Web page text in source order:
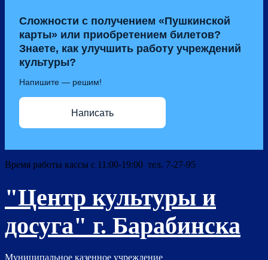
Сложности с получением «Пушкинской
карты» или приобретением билетов?
Знаете, как улучшить работу учреждений
культуры?
Напишите — решим!
Написать
Время работы кассы с 11:00-19:00 тел. 7-27-95
"Центр культуры и
досуга" г. Барабинска
Муниципальное казенное учреждение